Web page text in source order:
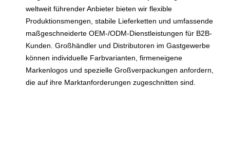
weltweit führender Anbieter bieten wir flexible
Produktionsmengen, stabile Lieferketten und umfassende
maßgeschneiderte OEM-/ODM-Dienstleistungen für B2B-
Kunden. Großhändler und Distributoren im Gastgewerbe
können individuelle Farbvarianten, firmeneigene
Markenlogos und spezielle Großverpackungen anfordern,
die auf ihre Marktanforderungen zugeschnitten sind.